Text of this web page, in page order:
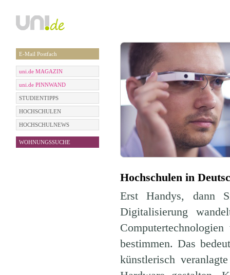
E-Mail Postfach
uni.de MAGAZIN
uni.de PINNWAND
STUDIENTIPPS
HOCHSCHULEN
HOCHSCHULNEWS
WOHNUNGSSUCHE
Hochschulen in
Erst Handys, dann
Digitalisierung
bestimmen. Das
künstlerisch